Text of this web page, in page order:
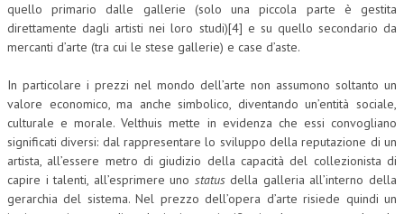
FISCO
DIRITTO TRIBUTARIO
TAX RISK MANAGEMENT
CRIMINOLOGIA TRIBUTARIA
CFC E PARADISI FISCALI
quello primario dalle gallerie (solo una piccola parte è gestita
direttamente dagli artisti nei loro studi)[4] e su quello secondario da
mercanti d’arte (tra cui le stese gallerie) e case d’aste.
In particolare i prezzi nel mondo dell’arte non assumono soltanto un
valore economico, ma anche simbolico, diventando un’entità sociale,
culturale e morale. Velthuis mette in evidenza che essi convogliano
significati diversi: dal rappresentare lo sviluppo della reputazione di un
artista, all’essere metro di giudizio della capacità del collezionista di
capire i talenti, all’esprimere uno statusdella galleria all’interno della
gerarchia del sistema. Nel prezzo dell’opera d’arte risiede quindi un